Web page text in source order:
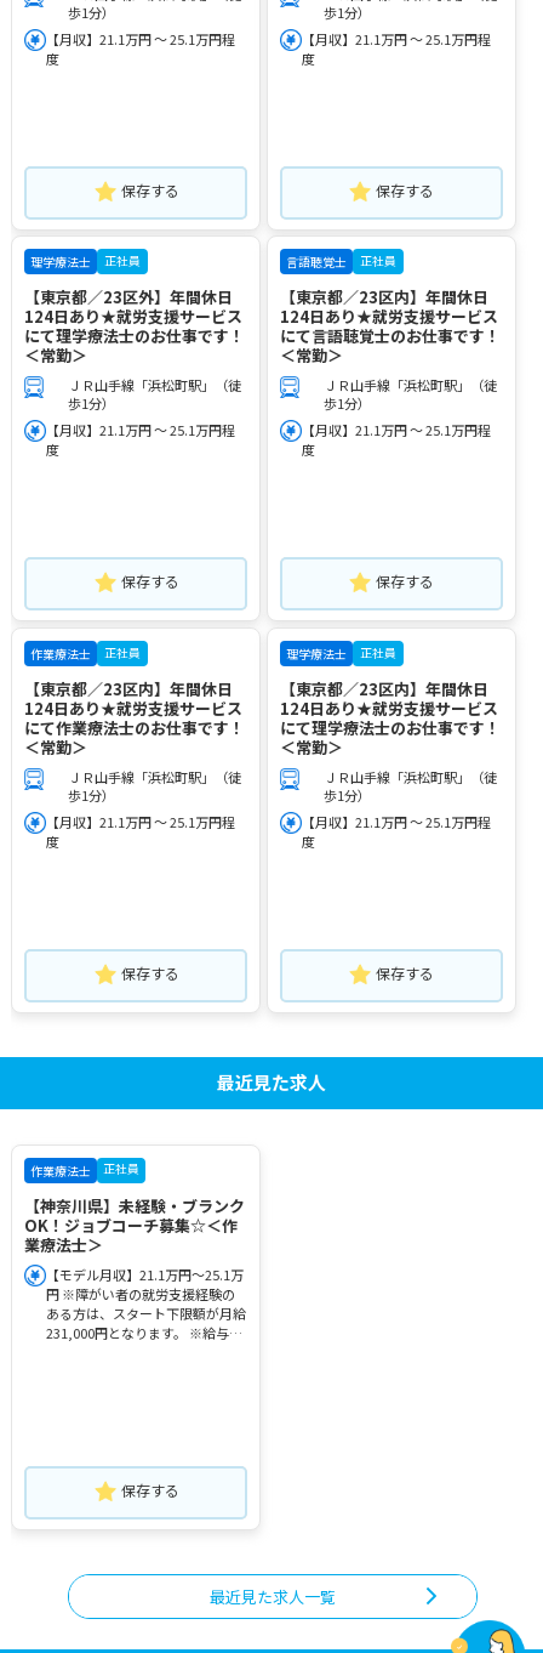
歩1分）
【月収】21.1万円 ～ 25.1万円程
度
保存する
歩1分）
【月収】21.1万円 ～ 25.1万円程
度
保存する
理学療法士 正社員
【東京都／23区外】年間休日
124日あり★就労支援サービス
にて理学療法士のお仕事です！
＜常勤＞
ＪＲ山手線「浜松町駅」（徒
歩1分）
【月収】21.1万円 ～ 25.1万円程
度
保存する
言語聴覚士 正社員
【東京都／23区内】年間休日
124日あり★就労支援サービス
にて言語聴覚士のお仕事です！
＜常勤＞
ＪＲ山手線「浜松町駅」（徒
歩1分）
【月収】21.1万円 ～ 25.1万円程
度
保存する
作業療法士 正社員
【東京都／23区内】年間休日
124日あり★就労支援サービス
にて作業療法士のお仕事です！
＜常勤＞
ＪＲ山手線「浜松町駅」（徒
歩1分）
【月収】21.1万円 ～ 25.1万円程
度
保存する
理学療法士 正社員
【東京都／23区内】年間休日
124日あり★就労支援サービス
にて理学療法士のお仕事です！
＜常勤＞
ＪＲ山手線「浜松町駅」（徒
歩1分）
【月収】21.1万円 ～ 25.1万円程
度
保存する
最近見た求人
作業療法士 正社員
【神奈川県】未経験・ブランク
OK！ジョブコーチ募集☆＜作
業療法士＞
【モデル月収】21.1万円～25.1万
円 ※障がい者の就労支援経験の
ある方は、スタート下限額が月給
231,000円となります。 ※給与額
保存する
最近見た求人一覧